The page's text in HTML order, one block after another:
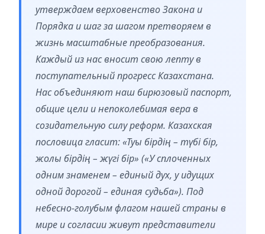
утверждаем верховенство Закона и
Порядка и шаг за шагом претворяем в
жизнь масштабные преобразования.
Каждый из нас вносит свою лепту в
поступательный прогресс Казахстана.
Нас объединяют наш бирюзовый паспорт,
общие цели и непоколебимая вера в
созидательную силу реформ. Казахская
пословица гласит: «Туы бірдің – түбі бір,
жолы бірдің – жүгі бір» («У сплоченных
одним знаменем – единый дух, у идущих
одной дорогой – единая судьба»). Под
небесно-голубым флагом нашей страны в
мире и согласии живут представители